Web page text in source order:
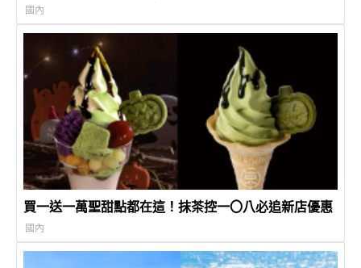
國內
買一送一萬聖甜點都在這！抹茶控一〇八必追新店優惠
國內